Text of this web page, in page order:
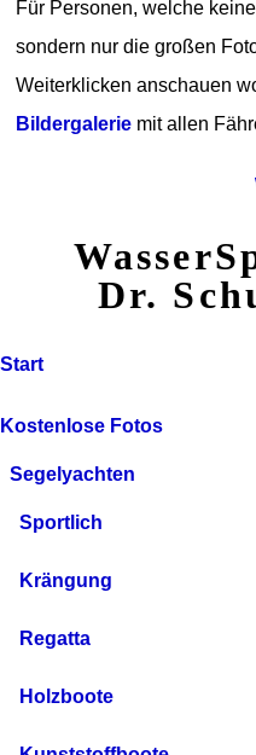
Für Personen, welche
sondern nur die großen
Weiterklicken anschauen
Bildergalerie mit allen
Dr.
Start
Kostenlose Fotos
Segelyachten
Sportlich
Krängung
Regatta
Holzboote